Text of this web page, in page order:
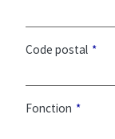
Code postal
Fonction